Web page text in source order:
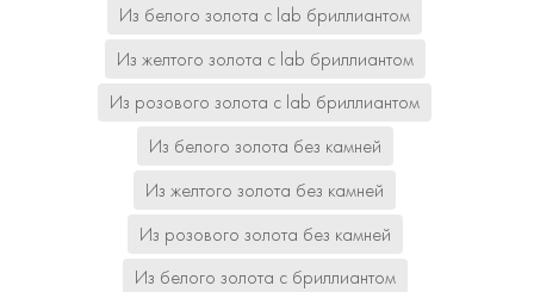
Из белого золота с lab бриллиантом
Из желтого золота с lab бриллиантом
Из розового золота с lab бриллиантом
Из белого золота без камней
Из желтого золота без камней
Из розового золота без камней
Из белого золота с бриллиантом